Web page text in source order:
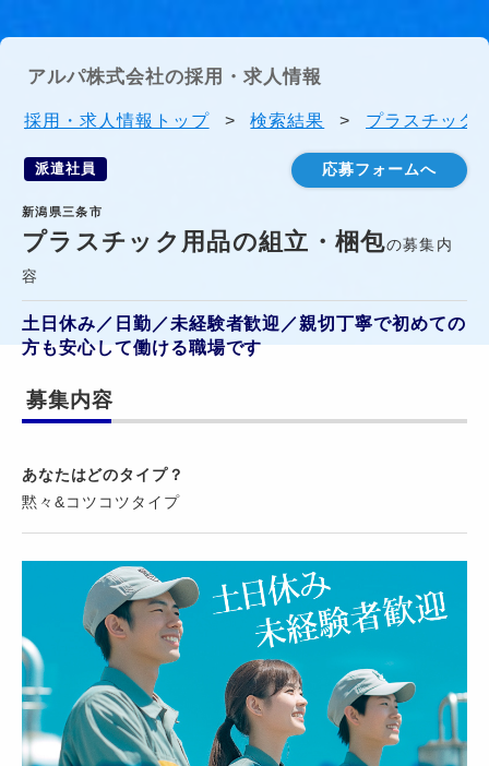
アルパ株式会社の採用・求人情報
採用・求人情報トップ > 検索結果 > プラスチック
派遣社員 応募フォームへ
新潟県三条市
プラスチック用品の組立・梱包の募集内
容
土日休み／日勤／未経験者歓迎／親切丁寧で初めての
方も安心して働ける職場です
募集内容
あなたはどのタイプ？
黙々&コツコツタイプ